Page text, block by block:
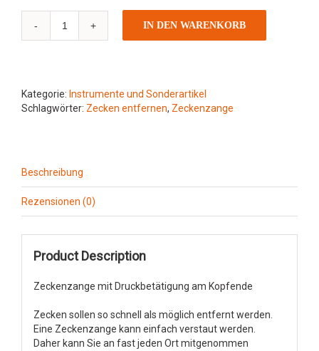
Menge
IN DEN WARENKORB
Kategorie: Instrumente und Sonderartikel
Schlagwörter: Zecken entfernen, Zeckenzange
Beschreibung
Rezensionen (0)
Product Description
Zeckenzange mit Druckbetätigung am Kopfende
Zecken sollen so schnell als möglich entfernt werden.
Eine Zeckenzange kann einfach verstaut werden.
Daher kann Sie an fast jeden Ort mitgenommen